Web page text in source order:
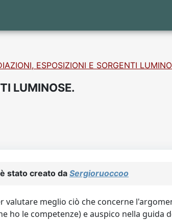
ESPOSIZIONI E SORGENTI
LUMINOSE.
è stato creato da Sergioruoccoo
valutare meglio ciò che concerne
ho le competenze) e auspico nella